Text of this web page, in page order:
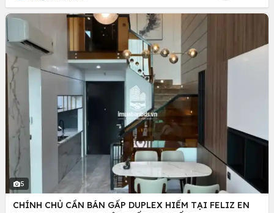
5
CHÍNH CHỦ CẦN BÁN GẤP DUPLEX HIẾM TẠI FELIZ EN